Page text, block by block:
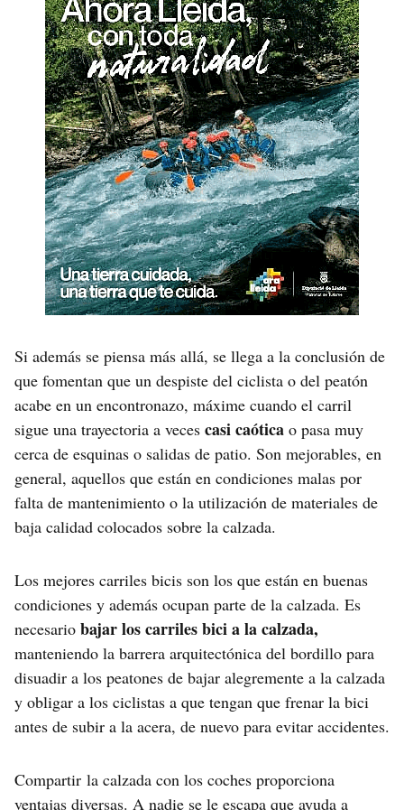
Si además se piensa más allá, se llega a la conclusión de
que fomentan que un despiste del ciclista o del peatón
acabe en un encontronazo, máxime cuando el carril
sigue una trayectoria a veces casi caótica o pasa muy
cerca de esquinas o salidas de patio. Son mejorables, en
general, aquellos que están en condiciones malas por
falta de mantenimiento o la utilización de materiales de
baja calidad colocados sobre la calzada.
Los mejores carriles bicis son los que están en buenas
condiciones y además ocupan parte de la calzada. Es
necesario bajar los carriles bici a la calzada,
manteniendo la barrera arquitectónica del bordillo para
disuadir a los peatones de bajar alegremente a la calzada
y obligar a los ciclistas a que tengan que frenar la bici
antes de subir a la acera, de nuevo para evitar accidentes.
Compartir la calzada con los coches proporciona
ventajas diversas. A nadie se le escapa que ayuda a